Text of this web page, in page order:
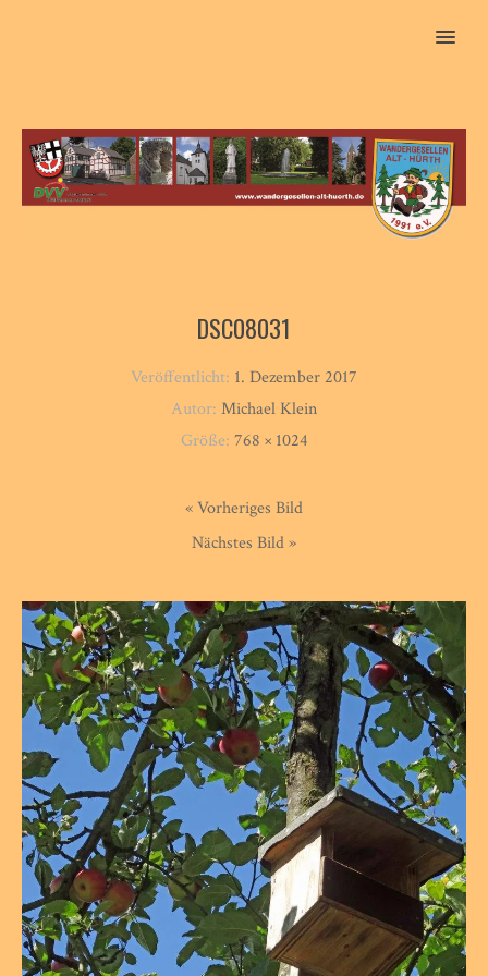
MENU
DSC08031
Veröffentlicht: 1. Dezember 2017
Autor: Michael Klein
Größe: 768 × 1024
« Vorheriges Bild
Nächstes Bild »